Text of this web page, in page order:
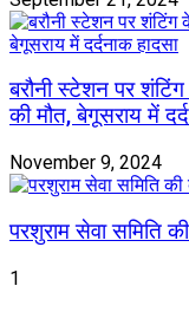
बरौनी स्टेशन पर
की मौत, बेगूसराय में
November 9, 2024
परशुराम सेवा समिति
1